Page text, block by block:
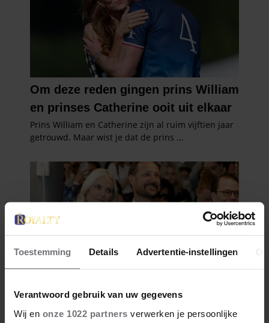
Toestemming Details Advertentie-instellingen
Verantwoord gebruik van uw gegevens
Wij en onze 1022 partners verwerken je persoonlijke